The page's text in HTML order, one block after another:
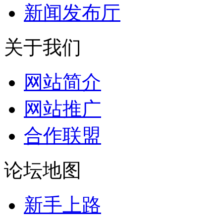
新闻发布厅
关于我们
网站简介
网站推广
合作联盟
论坛地图
新手上路